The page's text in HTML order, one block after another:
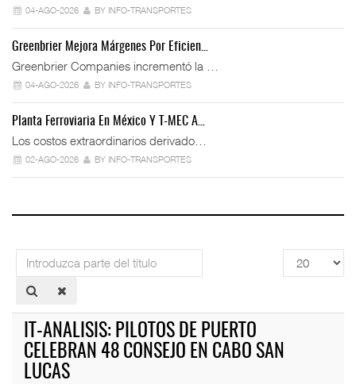
04-AGO-2026 BY INFO-TRANSPORTES
Greenbrier Mejora Márgenes Por Eficien…
Greenbrier Companies incrementó la …
04-AGO-2026 BY INFO-TRANSPORTES
Planta Ferroviaria En México Y T-MEC A…
Los costos extraordinarios derivado…
02-AGO-2026 BY INFO-TRANSPORTES
Introduzca
parte
del
Cantidad
a
IT-ANALISIS: PILOTOS DE PUERTO
CELEBRAN 48 CONSEJO EN CABO SAN
LUCAS